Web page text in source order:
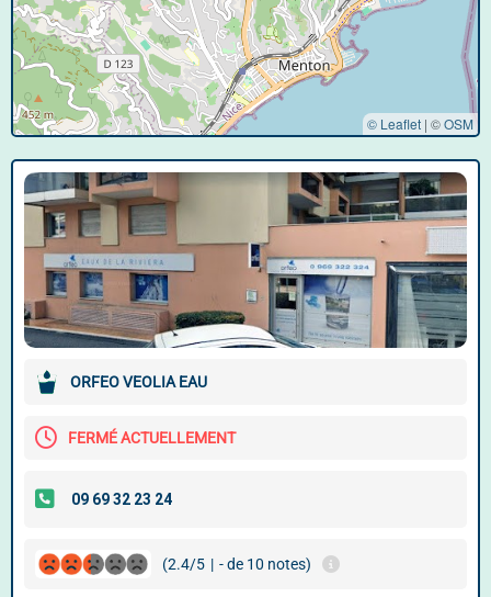
© Leaflet | ©OSM
ORFEO VEOLIA EAU
FERMÉ ACTUELLEMENT
(2.4/5 | - de 10 notes)